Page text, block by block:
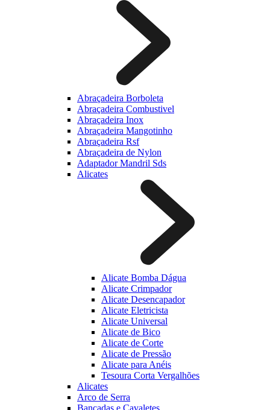
Abraçadeira Borboleta
Abraçadeira Combustivel
Abraçadeira Inox
Abraçadeira Mangotinho
Abraçadeira Rsf
Abraçadeira de Nylon
Adaptador Mandril Sds
Alicates
Alicate Bomba Dágua
Alicate Crimpador
Alicate Desencapador
Alicate Eletricista
Alicate Universal
Alicate de Bico
Alicate de Corte
Alicate de Pressão
Alicate para Anéis
Tesoura Corta Vergalhões
Alicates
Arco de Serra
Bancadas e Cavaletes